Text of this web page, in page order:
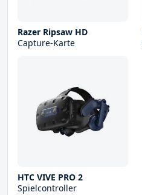
Razer Ripsaw HD
Capture-Karte
HTC VIVE PRO 2
Spielcontroller